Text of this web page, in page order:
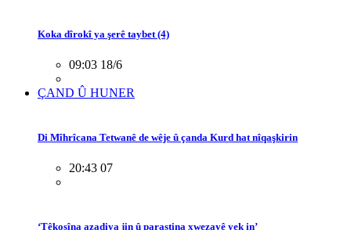
Koka dîrokî ya şerê taybet (4)
09:03 18/6
ÇAND Û HUNER
Di Mîhrîcana Tetwanê de wêje û çanda Kurd hat nîqaşkirin
20:43 07
‘Têkoşîna azadiya jin û parastina xwezayê yek in’